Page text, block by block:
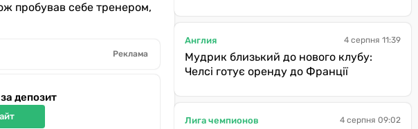
пробував себе тренером,
Реклама
депозит
Англия 4 серпня 11:39
Мудрик близький до нового клубу:
Челсі готує оренду до Франції
Лига чемпионов 4 серпня 09:02